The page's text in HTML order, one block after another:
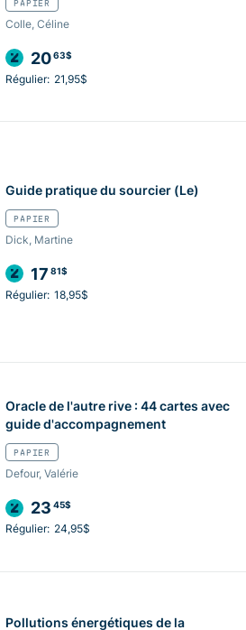
PAPIER
Colle, Céline
2063$
Régulier: 21,95$
Guide pratique du sourcier (Le)
PAPIER
Dick, Martine
17 81$
Régulier: 18,95$
Oracle de l'autre rive : 44 cartes avec
guide d'accompagnement
PAPIER
Defour, Valérie
23 45$
Régulier: 24,95$
Pollutions énergétiques de la